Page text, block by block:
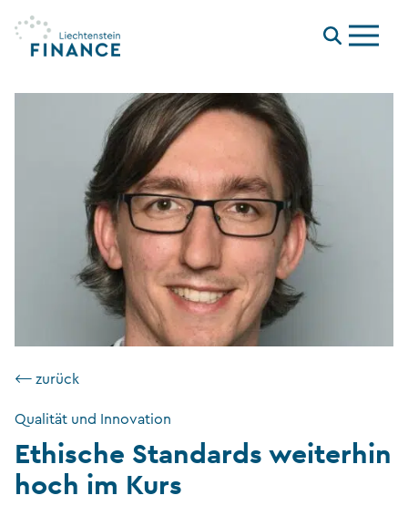
Menu
⟵ zurück
Qualität und Innovation
Ethische Standards weiterhin
hoch im Kurs